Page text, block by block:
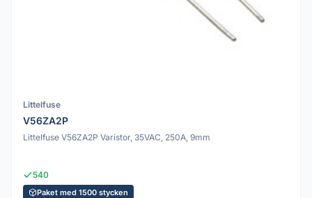
Littelfuse
V56ZA2P
Littelfuse V56ZA2P Varistor, 35VAC, 250A, 9mm
540
Paket med 1500 stycken